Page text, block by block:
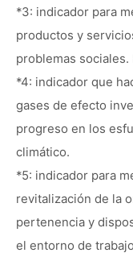
*3: indicador para
productos y
problemas
*4: indicador que
gases de efecto
progreso en los
climático.
*5: indicador para
revitalización de la
pertenencia y
el entorno de